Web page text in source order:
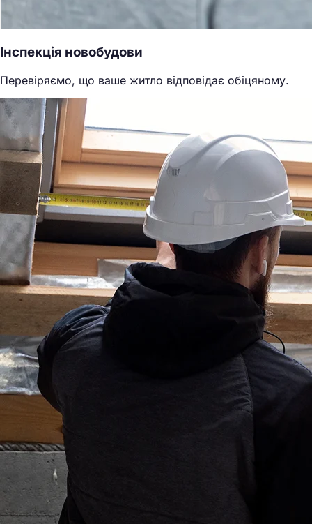
Інспекція новобудови
Перевіряємо, що ваше житло відповідає обіцяному.